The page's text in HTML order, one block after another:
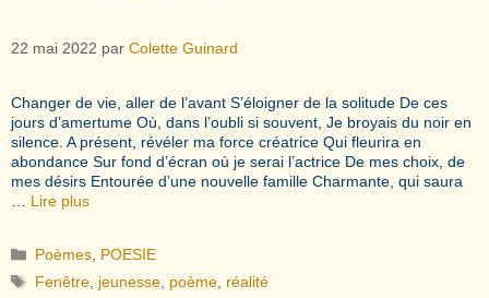
22 mai 2022 par Colette Guinard
Changer de vie, aller de l’avant S’éloigner de la solitude De ces
jours d’amertume Où, dans l’oubli si souvent, Je broyais du noir en
silence. A présent, révéler ma force créatrice Qui fleurira en
abondance Sur fond d’écran où je serai l’actrice De mes choix, de
mes désirs Entourée d’une nouvelle famille Charmante, qui saura
Lire plus
Catégories
Poèmes POESIE
Étiquettes
Fenêtre jeunesse poème réalité